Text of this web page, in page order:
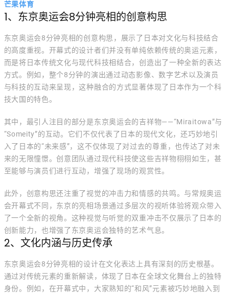
芒果体育
1、东京奥运会8分钟亮相的创意构思
东京奥运会8分钟亮相的创意构思，展示了日本对文化与科技结合
的高度重视。开幕式的设计者们并没有单纯依赖传统的奥运元素，
而是将日本传统文化与现代科技相结合，创造出了一种全新的表达
方式。例如，整个8分钟的演出通过动态影像、数字艺术以及演员
与科技的互动来呈现，这种融合的方式显著体现了日本作为一个科
技大国的特色。
其中，最引人注目的部分是东京奥运会的吉祥物——“Miraitowa”与
“Someity”的互动。它们不仅代表了日本的现代文化，还巧妙地引
入了日本的“未来感”，这不仅体现了对过去的尊重，也传达了对未
来的无限憧憬。创意团队通过现代科技使这些吉祥物栩栩如生，甚
至能够与演员们进行互动，增强了现场的观赏性。
此外，创意构思还注重了视觉的冲击力和情感的共鸣。与常规奥运
会开幕式不同，东京的亮相场景通过多层次的视听体验将观众带入
了一个全新的视角。这种视觉与听觉的双重冲击不仅展示了日本的
创新能力，也增强了东京奥运会独特的艺术气息。
2、文化内涵与历史传承
东京奥运会8分钟亮相的设计在文化表达上具有深刻的历史根基。
通过对传统元素的重新解读，体现了日本在全球文化舞台上的独特
身份。例如，在开幕式中，大家熟知的“和风”元素被巧妙地融入到